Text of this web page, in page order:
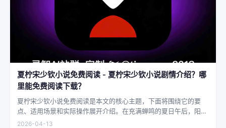
夏柠宋少钦小说免费阅读 - 夏柠宋少钦小说剧情介绍？哪
里能免费阅读下载？
夏柠宋少钦小说免费阅读是本文的核心主题，下面将围绕它的要
点、适用场景和实际操作展开介绍。在充满蝉鸣的夏日午后，阳光
透过梧桐树叶的缝隙，洒在少女夏柠的肩头。她坐在旧书摊旁，手
2026-04-13